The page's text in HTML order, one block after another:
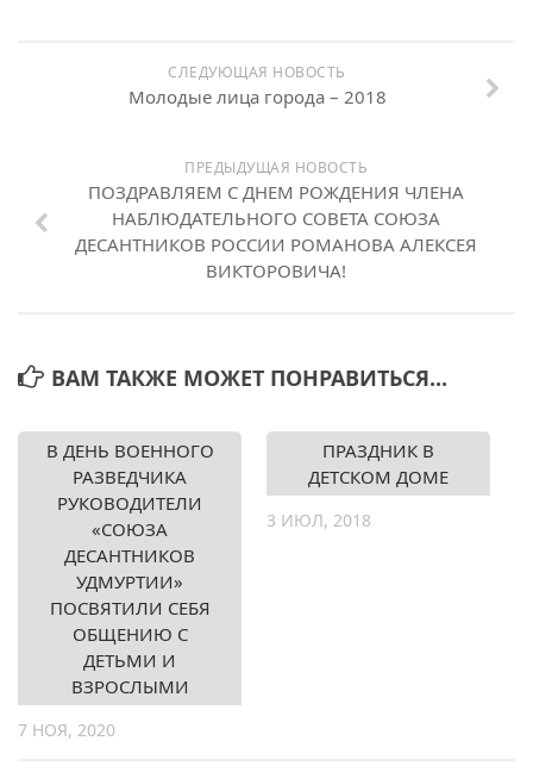
СЛЕДУЮЩАЯ НОВОСТЬ
Молодые лица города – 2018
ПРЕДЫДУЩАЯ НОВОСТЬ
ПОЗДРАВЛЯЕМ С ДНЕМ РОЖДЕНИЯ ЧЛЕНА
НАБЛЮДАТЕЛЬНОГО СОВЕТА СОЮЗА
ДЕСАНТНИКОВ РОССИИ РОМАНОВА АЛЕКСЕЯ
ВИКТОРОВИЧА!
ВАМ ТАКЖЕ МОЖЕТ ПОНРАВИТЬСЯ...
В ДЕНЬ ВОЕННОГО
РАЗВЕДЧИКА
РУКОВОДИТЕЛИ
«СОЮЗА
ДЕСАНТНИКОВ
УДМУРТИИ»
ПОСВЯТИЛИ СЕБЯ
ОБЩЕНИЮ С
ДЕТЬМИ И
ВЗРОСЛЫМИ
7 НОЯ, 2020
ПРАЗДНИК В
ДЕТСКОМ ДОМЕ
3 ИЮЛ, 2018